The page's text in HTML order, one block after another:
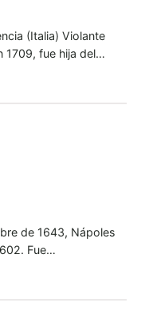
(Italia) Violante
1709, fue hija del…
de 1643, Nápoles
Fue…